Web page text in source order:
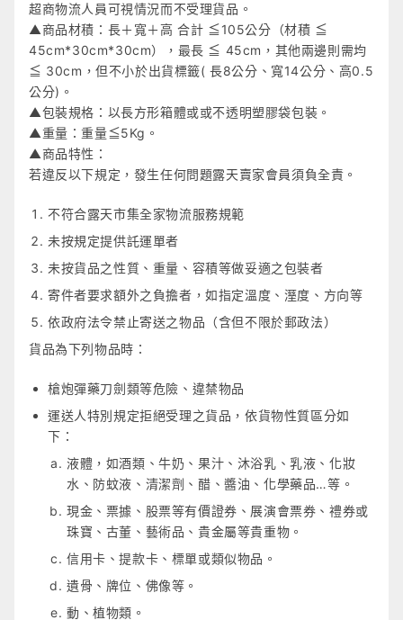
超商物流人員可視情況而不受理貨品。
▲商品材積：長＋寬＋高 合計 ≦105公分（材積 ≦
45cm*30cm*30cm），最長 ≦ 45cm，其他兩邊則需均
≦ 30cm，但不小於出貨標籤( 長8公分、寬14公分、高0.5
公分)。
▲包裝規格：以長方形箱體或或不透明塑膠袋包裝。
▲重量：重量≦5Kg。
▲商品特性：
若違反以下規定，發生任何問題露天賣家會員須負全責。
不符合露天市集全家物流服務規範
未按規定提供託運單者
未按貨品之性質、重量、容積等做妥適之包裝者
寄件者要求額外之負擔者，如指定溫度、溼度、方向等
依政府法令禁止寄送之物品（含但不限於郵政法）
貨品為下列物品時：
槍炮彈藥刀劍類等危險、違禁物品
運送人特別規定拒絕受理之貨品，依貨物性質區分如
下：
液體，如酒類、牛奶、果汁、沐浴乳、乳液、化妝
水、防蚊液、清潔劑、醋、醬油、化學藥品…等。
現金、票據、股票等有價證券、展演會票券、禮券或
珠寶、古董、藝術品、貴金屬等貴重物。
信用卡、提款卡、標單或類似物品。
遺骨、牌位、佛像等。
動、植物類。